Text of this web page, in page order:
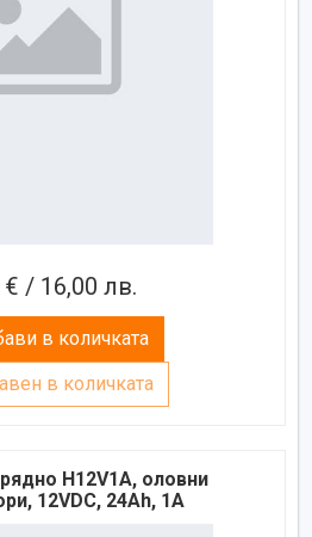
€ / 16,00 лв.
в количката
в количката
H12V1A, оловни
12VDC, 24Ah, 1A